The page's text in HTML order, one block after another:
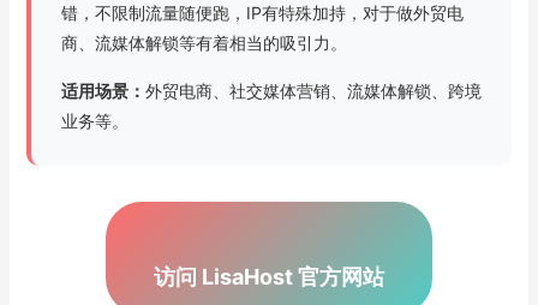
错，不限制流量随便跑，IP有特殊加持，对于做外贸电
商、流媒体解锁等有着相当的吸引力。
适用场景： 外贸电商、社交媒体营销、流媒体解锁、跨境
业务等。
访问 LisaHost 官方网站